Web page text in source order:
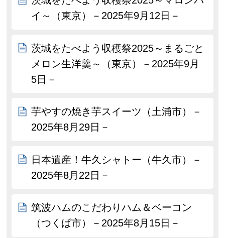
イ～（東京）－2025年9月12日－
茨城をたべよう収穫祭2025～まるごと
メロン生洋羹～（東京）－2025年9月
5日－
芋やすの焼き芋スイーツ（土浦市）－
2025年8月29日－
日本遺産！牛久シャトー（牛久市）－
2025年8月22日－
筑波ハムのこだわりハム＆ベーコン
（つくば市）－2025年8月15日－